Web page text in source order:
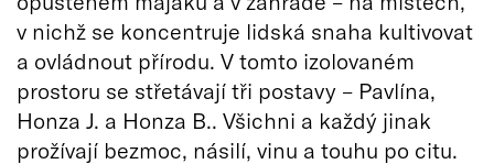
v nichž se koncentruje lidská snaha kultivovat
a ovládnout přírodu. V tomto izolovaném
prostoru se střetávají tři postavy – Pavlína,
Honza J. a Honza B.. Všichni a každý jinak
prožívají bezmoc, násilí, vinu a touhu po citu.